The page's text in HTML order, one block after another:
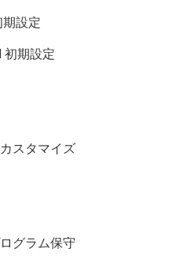
設定
初期設定
スタマイズ
グラム保守